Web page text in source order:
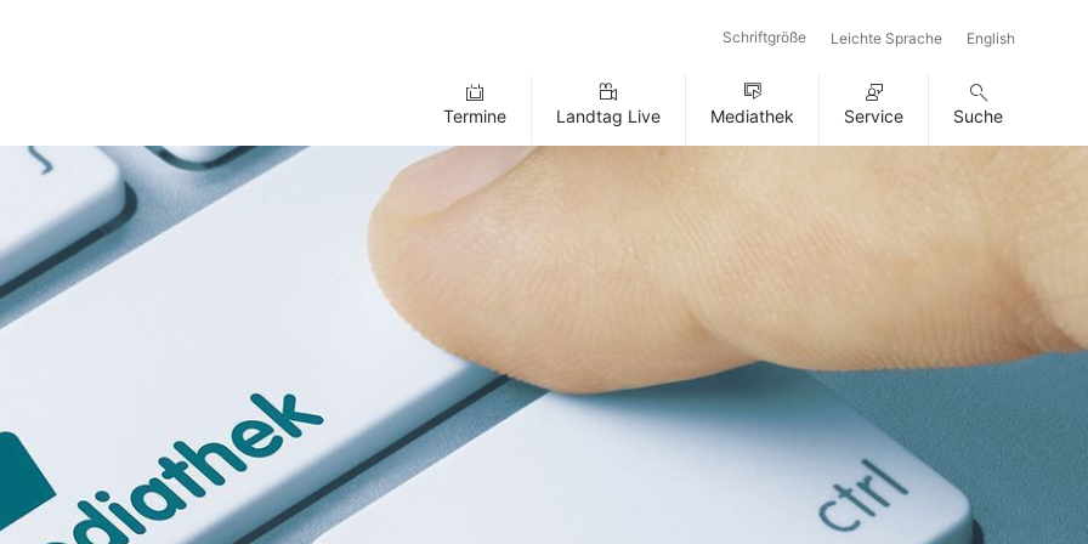
Schriftgröße Leichte Sprache English
Termine Landtag Live Mediathek Service Suche